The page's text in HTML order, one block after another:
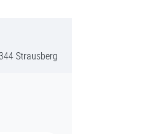
Strausberg